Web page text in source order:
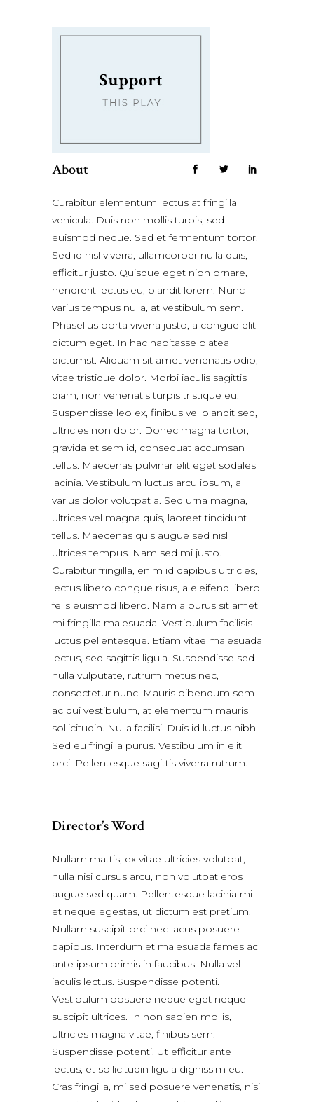
About
Curabitur elementum lectus at fringilla
vehicula. Duis non mollis turpis, sed
euismod neque. Sed et fermentum tortor.
Sed id nisl viverra, ullamcorper nulla quis,
efficitur justo. Quisque eget nibh ornare,
hendrerit lectus eu, blandit lorem. Nunc
varius tempus nulla, at vestibulum sem.
Phasellus porta viverra justo, a congue elit
dictum eget. In hac habitasse platea
dictumst. Aliquam sit amet venenatis odio,
vitae tristique dolor. Morbi iaculis sagittis
diam, non venenatis turpis tristique eu.
Suspendisse leo ex, finibus vel blandit sed,
ultricies non dolor. Donec magna tortor,
gravida et sem id, consequat accumsan
tellus. Maecenas pulvinar elit eget sodales
lacinia. Vestibulum luctus arcu ipsum, a
varius dolor volutpat a. Sed urna magna,
ultrices vel magna quis, laoreet tincidunt
tellus. Maecenas quis augue sed nisl
ultrices tempus. Nam sed mi justo.
Curabitur fringilla, enim id dapibus ultricies,
lectus libero congue risus, a eleifend libero
felis euismod libero. Nam a purus sit amet
mi fringilla malesuada. Vestibulum facilisis
luctus pellentesque. Etiam vitae malesuada
lectus, sed sagittis ligula. Suspendisse sed
nulla vulputate, rutrum metus nec,
consectetur nunc. Mauris bibendum sem
ac dui vestibulum, at elementum mauris
sollicitudin. Nulla facilisi. Duis id luctus nibh.
Sed eu fringilla purus. Vestibulum in elit
orci. Pellentesque sagittis viverra rutrum.
Director’s Word
Nullam mattis, ex vitae ultricies volutpat,
nulla nisi cursus arcu, non volutpat eros
augue sed quam. Pellentesque lacinia mi
et neque egestas, ut dictum est pretium.
Nullam suscipit orci nec lacus posuere
dapibus. Interdum et malesuada fames ac
ante ipsum primis in faucibus. Nulla vel
iaculis lectus. Suspendisse potenti.
Vestibulum posuere neque eget neque
suscipit ultrices. In non sapien mollis,
ultricies magna vitae, finibus sem.
Suspendisse potenti. Ut efficitur ante
lectus, et sollicitudin ligula dignissim eu.
Cras fringilla, mi sed posuere venenatis, nisi